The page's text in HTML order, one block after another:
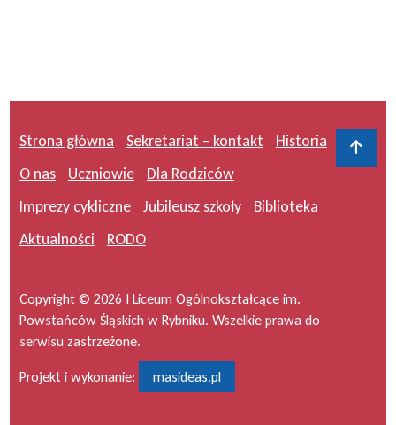
Strona główna Sekretariat – kontakt
Historia
O nas
Uczniowie
Dla Rodziców
Imprezy cykliczne
Jubileusz szkoły
Biblioteka
Aktualności
RODO
Copyright © 2026 I Liceum Ogólnokształcące im.
Powstańców Śląskich w Rybniku. Wszelkie prawa do
serwisu zastrzeżone.
Projekt i wykonanie: masideas.pl
Do